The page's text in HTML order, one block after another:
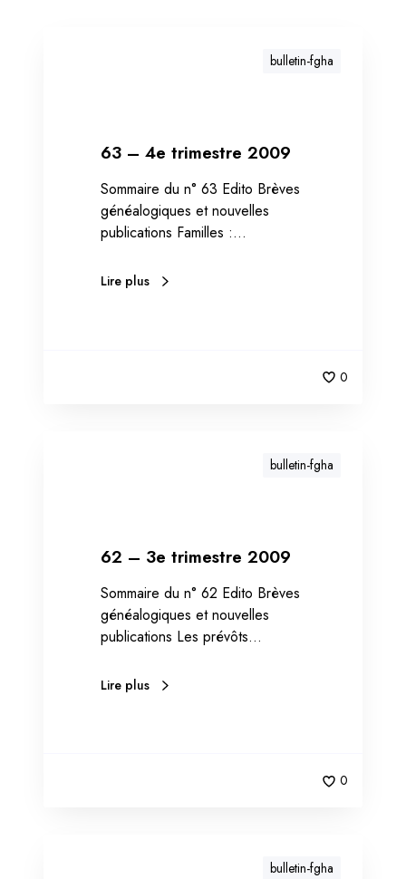
bulletin-fgha
63 – 4e trimestre 2009
Sommaire du n° 63 Edito Brèves
généalogiques et nouvelles
publications Familles :…
Lire plus
0
bulletin-fgha
62 – 3e trimestre 2009
Sommaire du n° 62 Edito Brèves
généalogiques et nouvelles
publications Les prévôts…
Lire plus
0
bulletin-fgha